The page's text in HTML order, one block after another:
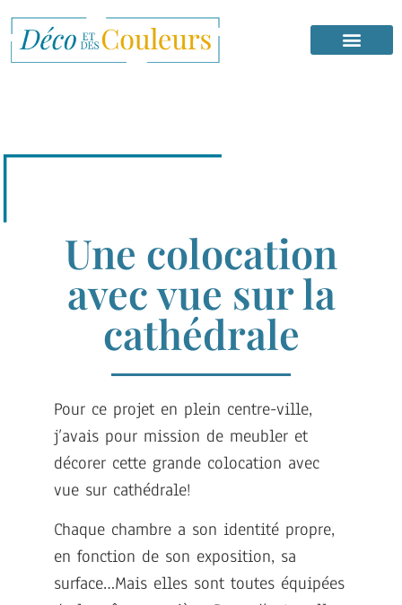
Une colocation
avec vue sur la
cathédrale
Pour ce projet en plein centre-ville,
j’avais pour mission de meubler et
décorer cette grande colocation avec
vue sur cathédrale!
Chaque chambre a son identité propre,
en fonction de son exposition, sa
surface…Mais elles sont toutes équipées